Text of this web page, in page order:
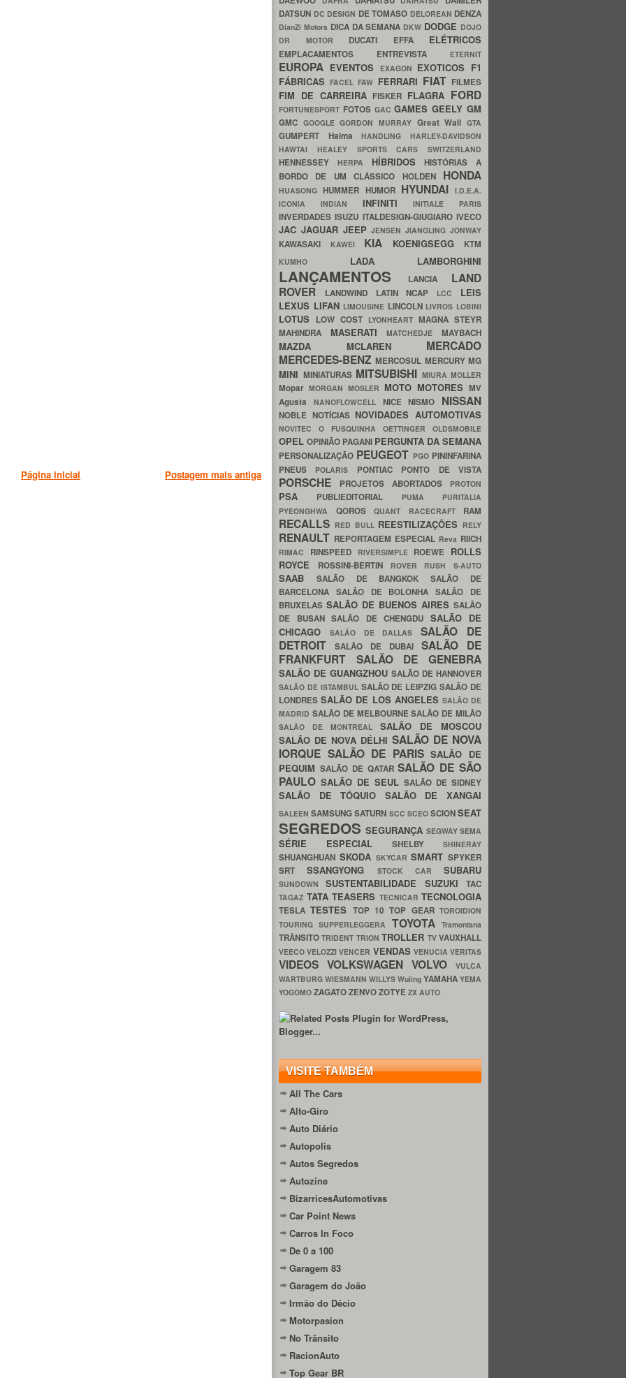
Postagem mais antiga
Página inicial
DATSUN DC DESIGN DE TOMASO DELOREAN DENZA
DianZi Motors DICA DA SEMANA DKW DODGE DOJO
DR MOTOR DUCATI EFFA ELÉTRICOS
EMPLACAMENTOS ENTREVISTA ETERNIT
EUROPA EVENTOS EXAGON EXOTICOS F1
FÁBRICASFACELFAW FERRARI FIAT FILMES
FIM DE CARREIRA FISKER FLAGRA FORD
FORTUNESPORT FOTOS GACGAMESGEELYGM
GMC GOOGLEGORDON MURRAY Great WallGTA
GUMPERT HaimaHANDLINGHARLEY-DAVIDSON
HAWTAI HEALEY SPORTS CARS SWITZERLAND
HENNESSEY HERPA HÍBRIDOSHISTÓRIAS A
BORDO DE UM CLÁSSICO HOLDEN HONDA
HUASONGHUMMER HUMOR HYUNDAI I.D.E.A.
ICONIA INDIAN INFINITIINITIALE PARIS
INVERDADESISUZU ITALDESIGN-GIUGIAROIVECO
JAC JAGUAR JEEPJENSENJIANGLINGJONWAY
KAWASAKI KAWEI KIA KOENIGSEGG KTM
KUMHO LADA LAMBORGHINI
LANÇAMENTOS LANCIA LAND
ROVER
LANDWIND LATIN NCAP LCC LEIS
LEXUS LIFAN LIMOUSINE LINCOLN LIVROS LOBINI
LOTUS LOW COST LYONHEART MAGNA STEYR
MAHINDRA MASERATIMATCHEDJEMAYBACH
MAZDA MCLAREN MERCADO
MERCEDES-BENZMERCOSUL MERCURYMG
MINI MINIATURAS MITSUBISHI MIURA MOLLER
Mopar MORGAN MOSLER MOTO MOTORES MV
Agusta NANOFLOWCELL NICENISMO NISSAN
NOBLE NOTÍCIAS NOVIDADES AUTOMOTIVAS
NOVITEC O FUSQUINHA OETTINGER OLDSMOBILE
OPEL OPINIÃO PAGANI PERGUNTA DA SEMANA
PERSONALIZAÇÃO PEUGEOT PGO PININFARINA
PNEUS
POLARIS PONTIAC PONTO DE VISTA
PORSCHE PROJETOS ABORTADOS PROTON
PSA PUBLIEDITORIAL PUMA PURITALIA
PYEONGHWA QOROS QUANT RACECRAFT RAM
RECALLS RED BULL REESTILIZAÇÕES RELY
RENAULT REPORTAGEM ESPECIAL Reva RIICH
RIMAC RINSPEED RIVERSIMPLE ROEWE ROLLS
ROYCE
ROSSINI-BERTIN ROVER RUSH S-AUTO
SAAB SALÃO DE BANGKOKSALÃO DE
BARCELONA SALÃO DE BOLONHASALÃO DE
BRUXELAS SALÃO DE BUENOS AIRES SALÃO
DE BUSAN SALÃO DE CHENGDU SALÃO DE
CHICAGO
SALÃO DE DALLASSALÃO DE
DETROIT
SALÃO DE DUBAI SALÃO DE
FRANKFURT SALÃO DE GENEBRA
SALÃO DE GUANGZHOU SALÃO DE HANNOVER
SALÃO DE ISTAMBUL SALÃO DE LEIPZIGSALÃO DE
LONDRESSALÃO DE LOS ANGELES SALÃO DE
MADRID SALÃO DE MELBOURNESALÃO DE MILÃO
SALÃO DE MONTREAL SALÃO DE MOSCOU
SALÃO DE NOVA DÉLHI SALÃO DE NOVA
IORQUE SALÃO DE PARISSALÃO DE
PEQUIM SALÃO DE QATARSALÃO DE SÃO
PAULO SALÃO DE SEUL SALÃO DE SIDNEY
SALÃO DE TÓQUIO SALÃO DE XANGAI
SALEENSAMSUNGSATURN SCC SCEO SCIONSEAT
SEGREDOSSEGURANÇA SEGWAYSEMA
SÉRIE ESPECIAL SHELBY SHINERAY
SHUANGHUAN SKODA SKYCARSMART SPYKER
SRTSSANGYONG STOCK CAR SUBARU
SUNDOWNSUSTENTABILIDADE SUZUKITAC
TAGAZ TATA TEASERS TECNICAR TECNOLOGIA
TESLATESTES TOP 10TOP GEARTOROIDION
TOURING SUPPERLEGGERA TOYOTATramontana
TRÂNSITOTRIDENT TRIONTROLLER TVVAUXHALL
VEECOVELOZZIVENCER VENDAS VENUCIAVERITAS
VIDEOS VOLKSWAGEN VOLVO
VULCA
WARTBURG WIESMANN WILLYS Wuling YAMAHA YEMA
YOGOMO ZAGATOZENVOZOTYE ZX AUTO
VISITE TAMBÉM
All The Cars
Alto-Giro
Auto Diário
Autopolis
Autos Segredos
Autozine
BizarricesAutomotivas
Car Point News
Carros In Foco
De 0 a 100
Garagem 83
Garagem do João
Irmão do Décio
Motorpasion
No Trânsito
RacionAuto
Top Gear BR